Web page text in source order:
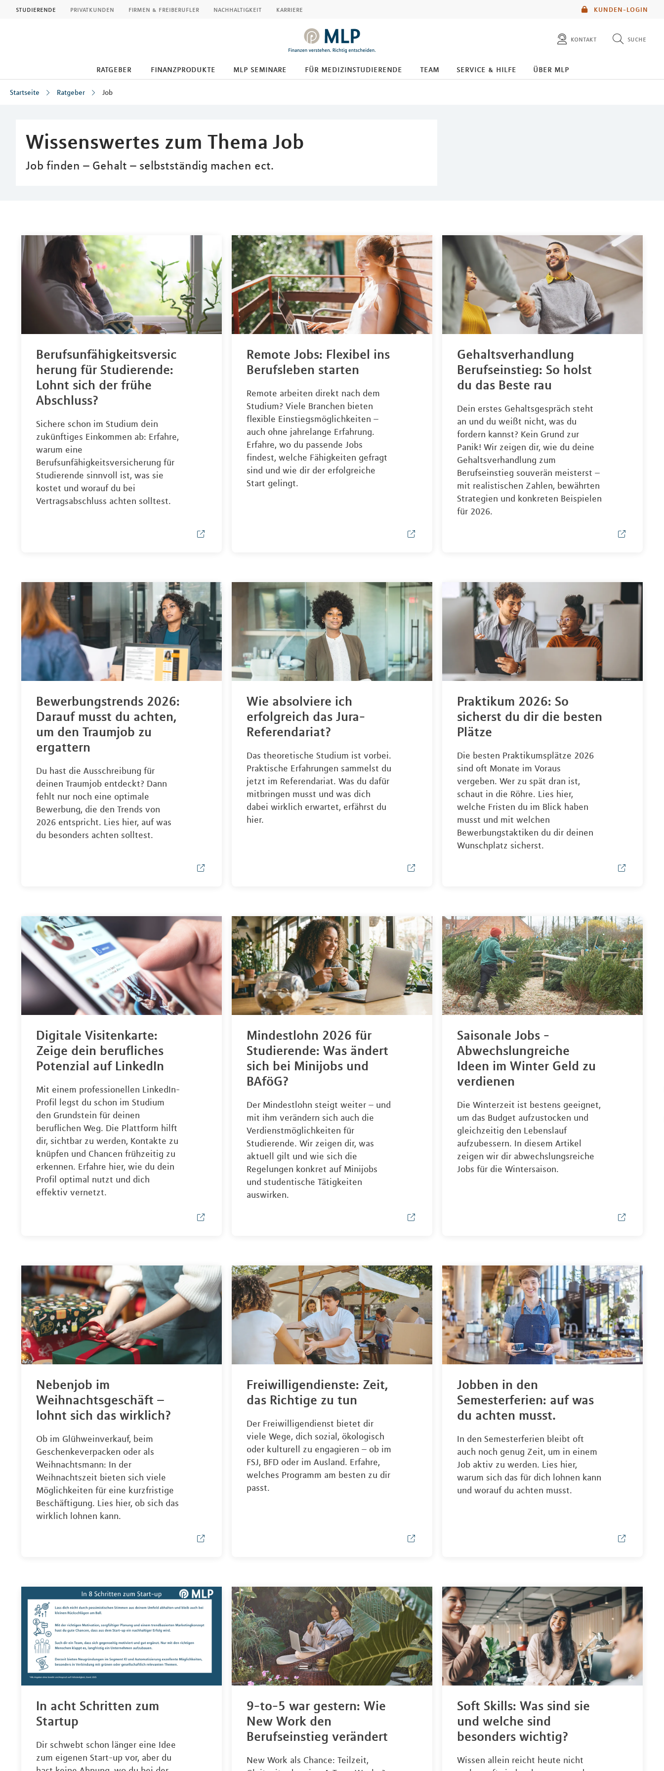
KUNDEN-LOGIN
studierende privatkunden firmen & freiberufler nachhaltigkeit karriere
kontakt suche
diese website durchsuchen
ratgeber finanzprodukte mlp seminare für medizinstudierende team service & hilfe über mlp
Startseite Ratgeber Job
Wissenswertes zum Thema Job
Job finden – Gehalt – selbstständig machen ect.
Berufsunfähigkeitsversic
herung für Studierende:
Lohnt sich der frühe
Abschluss?
Sichere schon im Studium dein
zukünftiges Einkommen ab: Erfahre,
warum eine
Berufsunfähigkeitsversicherung für
Studierende sinnvoll ist, was sie
kostet und worauf du bei
Vertragsabschluss achten solltest.
Remote Jobs: Flexibel ins
Berufsleben starten
Remote arbeiten direkt nach dem
Studium? Viele Branchen bieten
flexible Einstiegsmöglichkeiten –
auch ohne jahrelange Erfahrung.
Erfahre, wo du passende Jobs
findest, welche Fähigkeiten gefragt
sind und wie dir der erfolgreiche
Start gelingt.
Gehaltsverhandlung
Berufseinstieg: So holst
du das Beste rau
Dein erstes Gehaltsgespräch steht
an und du weißt nicht, was du
fordern kannst? Kein Grund zur
Panik! Wir zeigen dir, wie du deine
Gehaltsverhandlung zum
Berufseinstieg souverän meisterst –
mit realistischen Zahlen, bewährten
Strategien und konkreten Beispielen
für 2026.
Bewerbungstrends 2026:
Darauf musst du achten,
um den Traumjob zu
ergattern
Du hast die Ausschreibung für
deinen Traumjob entdeckt? Dann
fehlt nur noch eine optimale
Bewerbung, die den Trends von
2026 entspricht. Lies hier, auf was
du besonders achten solltest.
Wie absolviere ich
erfolgreich das Jura-
Referendariat?
Das theoretische Studium ist vorbei.
Praktische Erfahrungen sammelst du
jetzt im Referendariat. Was du dafür
mitbringen musst und was dich
dabei wirklich erwartet, erfährst du
hier.
Praktikum 2026: So
sicherst du dir die besten
Plätze
Die besten Praktikumsplätze 2026
sind oft Monate im Voraus
vergeben. Wer zu spät dran ist,
schaut in die Röhre. Lies hier,
welche Fristen du im Blick haben
musst und mit welchen
Bewerbungstaktiken du dir deinen
Wunschplatz sicherst.
Digitale Visitenkarte:
Zeige dein berufliches
Potenzial auf LinkedIn
Mit einem professionellen LinkedIn-
Profil legst du schon im Studium
den Grundstein für deinen
beruflichen Weg. Die Plattform hilft
dir, sichtbar zu werden, Kontakte zu
knüpfen und Chancen frühzeitig zu
erkennen. Erfahre hier, wie du dein
Profil optimal nutzt und dich
effektiv vernetzt.
Mindestlohn 2026 für
Studierende: Was ändert
sich bei Minijobs und
BAföG?
Der Mindestlohn steigt weiter – und
mit ihm verändern sich auch die
Verdienstmöglichkeiten für
Studierende. Wir zeigen dir, was
aktuell gilt und wie sich die
Regelungen konkret auf Minijobs
und studentische Tätigkeiten
auswirken.
Saisonale Jobs -
Abwechslungreiche
Ideen im Winter Geld zu
verdienen
Die Winterzeit ist bestens geeignet,
um das Budget aufzustocken und
gleichzeitig den Lebenslauf
aufzubessern. In diesem Artikel
zeigen wir dir abwechslungsreiche
Jobs für die Wintersaison.
Nebenjob im
Weihnachtsgeschäft –
lohnt sich das wirklich?
Ob im Glühweinverkauf, beim
Geschenkeverpacken oder als
Weihnachtsmann: In der
Weihnachtszeit bieten sich viele
Möglichkeiten für eine kurzfristige
Beschäftigung. Lies hier, ob sich das
wirklich lohnen kann.
Freiwilligendienste: Zeit,
das Richtige zu tun
Der Freiwilligendienst bietet dir
viele Wege, dich sozial, ökologisch
oder kulturell zu engagieren – ob im
FSJ, BFD oder im Ausland. Erfahre,
welches Programm am besten zu dir
passt.
Jobben in den
Semesterferien: auf was
du achten musst.
In den Semesterferien bleibt oft
auch noch genug Zeit, um in einem
Job aktiv zu werden. Lies hier,
warum sich das für dich lohnen kann
und worauf du achten musst.
In acht Schritten zum
Startup
Dir schwebt schon länger eine Idee
zum eigenen Start-up vor, aber du
9-to-5 war gestern: Wie
New Work den
Berufseinstieg verändert
New Work als Chance: Teilzeit,
Soft Skills: Was sind sie
und welche sind
besonders wichtig?
Wissen allein reicht heute nicht